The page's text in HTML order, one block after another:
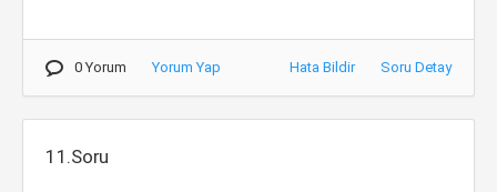
0 Yorum Yorum Yap Hata Bildir Soru Detay
11.Soru